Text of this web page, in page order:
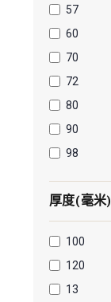
57
60
70
72
80
90
98
厚度(毫米)
100
120
13